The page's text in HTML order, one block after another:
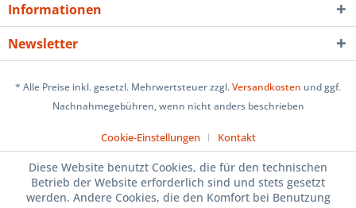
Informationen
Newsletter
* Alle Preise inkl. gesetzl. Mehrwertsteuer zzgl.Versandkosten und ggf.
Nachnahmegebühren, wenn nicht anders beschrieben
Cookie-Einstellungen Kontakt
Diese Website benutzt Cookies, die für den technischen
Betrieb der Website erforderlich sind und stets gesetzt
werden. Andere Cookies, die den Komfort bei Benutzung